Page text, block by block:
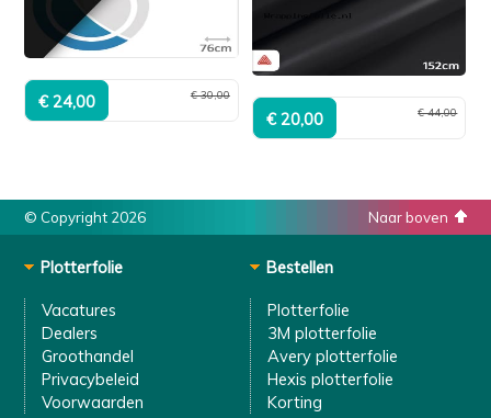
€ 30,00
€ 44,00
Naar boven
© Copyright 2026
Plotterfolie
Vacatures
Dealers
Groothandel
Privacybeleid
Voorwaarden
Bestellen
Plotterfolie
3M plotterfolie
Avery plotterfolie
Hexis plotterfolie
Korting